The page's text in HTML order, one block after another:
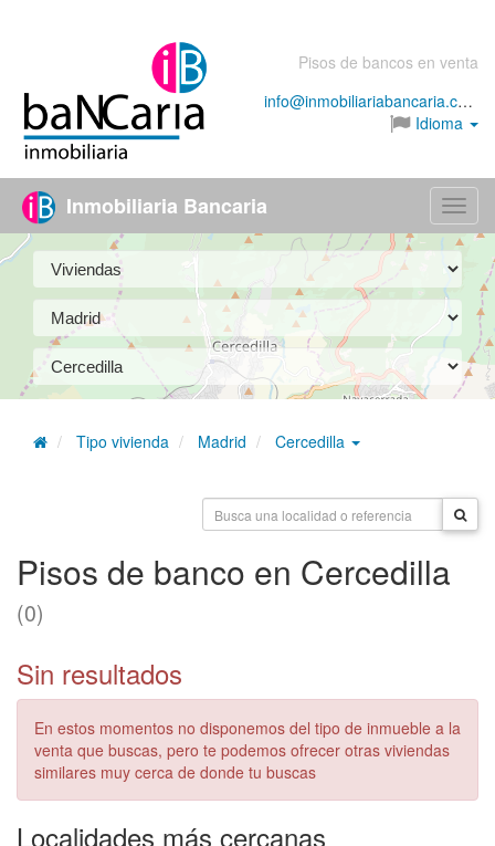
Pisos de bancos en venta
info@inmobiliariabancaria.com
Idioma
Menú
Inmobiliaria Bancaria
Tipo vivienda Madrid Cercedilla
Pisos de banco en Cercedilla
(0)
Sin resultados
En estos momentos no disponemos del tipo de inmueble a la
venta que buscas, pero te podemos ofrecer otras viviendas
similares muy cerca de donde tu buscas
Localidades más cercanas